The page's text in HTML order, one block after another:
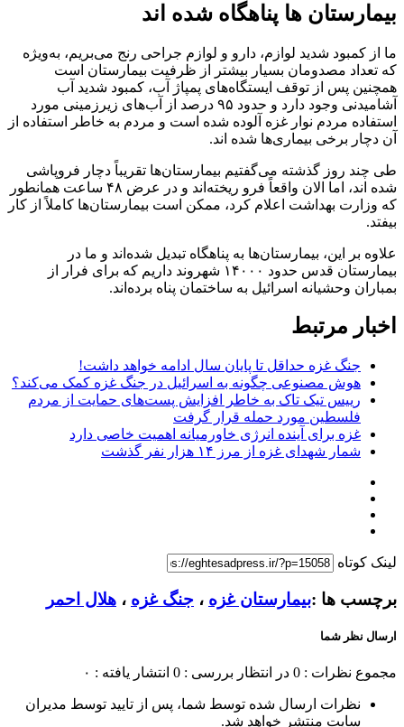
بیمارستان ها پناهگاه شده اند
ما از کمبود شدید لوازم، دارو و لوازم جراحی رنج می‌بریم، به‌ویژه
که تعداد مصدومان بسیار بیشتر از ظرفیت بیمارستان است
همچنین پس از توقف ایستگا‌ه‌های پمپاژ آب، کمبود شدید آب
آشامیدنی وجود دارد و حدود ۹۵ درصد از آب‌های زیرزمینی مورد
استفاده مردم نوار غزه آلوده شده است و مردم به خاطر استفاده از
آن دچار برخی بیماری‌ها شده اند.
طی چند روز گذشته می‌گفتیم بیمارستان‌ها تقریباً دچار فروپاشی
شده اند، اما الان واقعاً فرو ریخته‌اند و در عرض ۴۸ ساعت همانطور
که وزارت بهداشت اعلام کرد، ممکن است بیمارستان‌ها کاملاً از کار
بیفتد.
علاوه بر این، بیمارستان‌ها به پناهگاه تبدیل شده‌اند و ما در
بیمارستان قدس حدود ۱۴۰۰۰ شهروند داریم که برای فرار از
بمباران وحشیانه اسرائیل به ساختمان پناه برده‌اند.
اخبار مرتبط
جنگ غزه حداقل تا پایان سال ادامه خواهد داشت!
هوش مصنوعی چگونه به اسرائیل در جنگ غزه کمک می‌کند؟
رییس تیک تاک به خاطر افزایش پست‌های حمایت از مردم
فلسطین مورد حمله قرار گرفت
غزه برای آینده انرژی خاورمیانه اهمیت خاصی دارد
شمار شهدای غزه از مرز ۱۴ هزار نفر گذشت
لینک کوتاه
برچسب ها :بیمارستان غزه ، جنگ غزه ، هلال احمر
ارسال نظر شما
مجموع نظرات : 0 در انتظار بررسی : 0 انتشار یافته : ۰
نظرات ارسال شده توسط شما، پس از تایید توسط مدیران
سایت منتشر خواهد شد.